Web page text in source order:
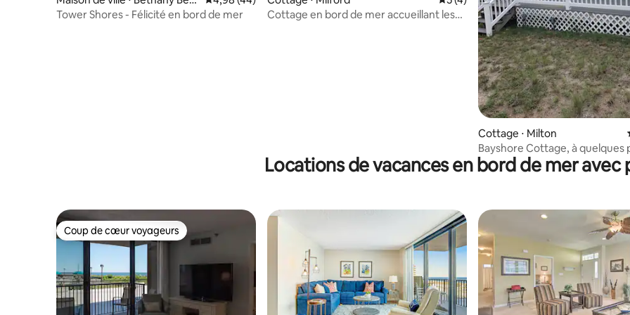
ch
Tower Shores - Félicité en bord de mer
Cottage en bord de mer accueillant les
Cottage ⋅ Milton
Bayshore Cottage, à quelques
plage !!
Locations de vacances en bord de mer avec
Coup de cœur voyageurs
Coup de cœur voyageurs